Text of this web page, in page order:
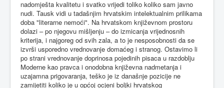
nadomješta kvalitetu i svatko vrijedi toliko koliko sam javno
nudi. Tausk vidi u tadašnjim hrvatskim intelektualnim prilikama
doba "literarne nemoći". Na hrvatskom književnom prostoru
dolazi – po njegovu mišljenju – do izmicanja vrijednosnih
kriterija, i najgoreg od svih zala, a to je nesposobnosti da se
izvrši usporedno vrednovanje domaćeg i stranog. Ostavimo li
po strani vrednovanje doprinosa pojedinih pisaca u razdoblju
Moderne kao pravca i onodobna književna nadmetanja i
uzajamna prigovaranja, teško je iz današnje pozicije ne
zamijetiti koliko je u općoj ocjeni boljki hrvatskog